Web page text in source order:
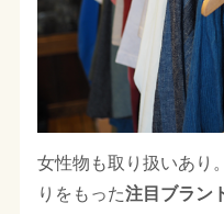
女性物も取り扱いあり
りをもった注目ブラン